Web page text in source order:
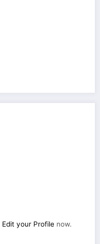
Edit your Profile now.